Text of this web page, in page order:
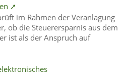
➚
im Rahmen der Veranlagung
ob die Steuerersparnis aus dem
ist als der Anspruch auf